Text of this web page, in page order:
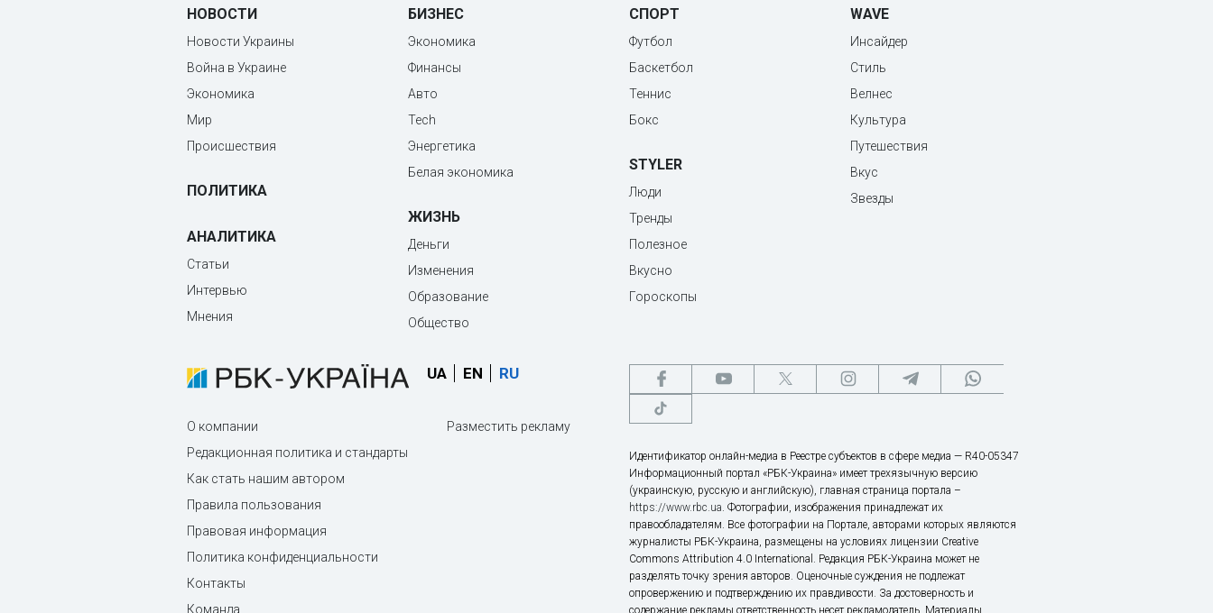
НОВОСТИ
Новости Украины
Война в Украине
Экономика
Мир
Происшествия
ПОЛИТИКА
АНАЛИТИКА
Статьи
Интервью
Мнения
БИЗНЕС
Экономика
Финансы
Авто
Tech
Энергетика
Белая экономика
ЖИЗНЬ
Деньги
Изменения
Образование
Общество
СПОРТ
Футбол
Баскетбол
Теннис
Бокс
STYLER
Люди
Тренды
Полезное
Вкусно
Гороскопы
WAVE
Инсайдер
Стиль
Велнес
Культура
Путешествия
Вкус
Звезды
UA EN RU
О компании
Редакционная политика и стандарты
Как стать нашим автором
Правила пользования
Правовая информация
Политика конфиденциальности
Контакты
Команда
Разместить рекламу
Идентификатор онлайн-медиа в Реестре субъектов в сфере медиа — R40-05347
Информационный портал «РБК-Украина» имеет трехязычную версию
(украинскую, русскую и английскую), главная страница портала –
https://www.rbc.ua. Фотографии, изображения принадлежат их
правообладателям. Все фотографии на Портале, авторами которых являются
журналисты РБК-Украина, размещены на условиях лицензии Creative
Commons Attribution 4.0 International. Редакция РБК-Украина может не
разделять точку зрения авторов. Оценочные суждения не подлежат
опровержению и подтверждению их правдивости. За достоверность и
содержание рекламы ответственность несет рекламодатель. Материалы,